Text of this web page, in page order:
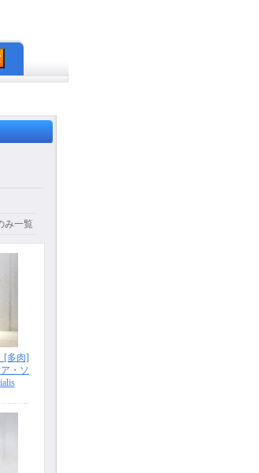
み一覧
[多肉]
・ソ